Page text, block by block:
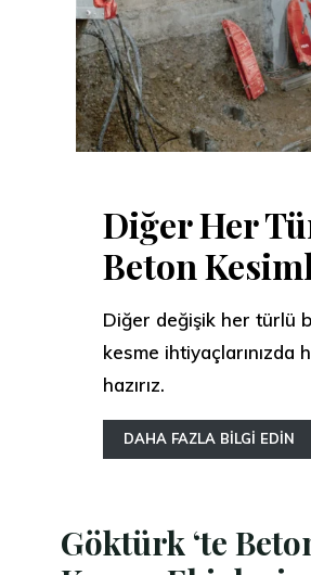
Diğer Her
Beton
Diğer değişik her türlü
kesme ihtiyaçlarınızda
hazırız.
DAHA FAZLA BİLGİ EDİN
Göktürk ‘te